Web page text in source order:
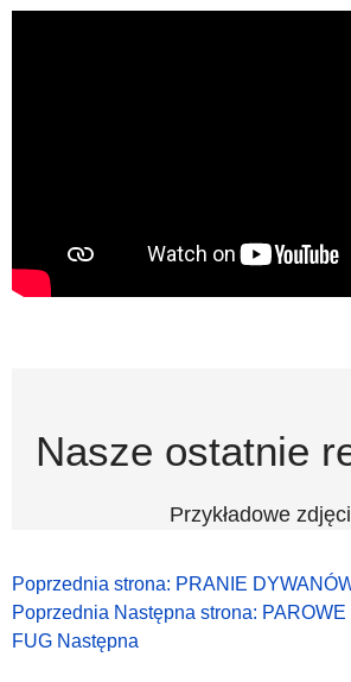
Nasze ostatnie
Przykładowe
Poprzednia strona: PRANIE
Poprzednia Następna strona:
FUG Następna